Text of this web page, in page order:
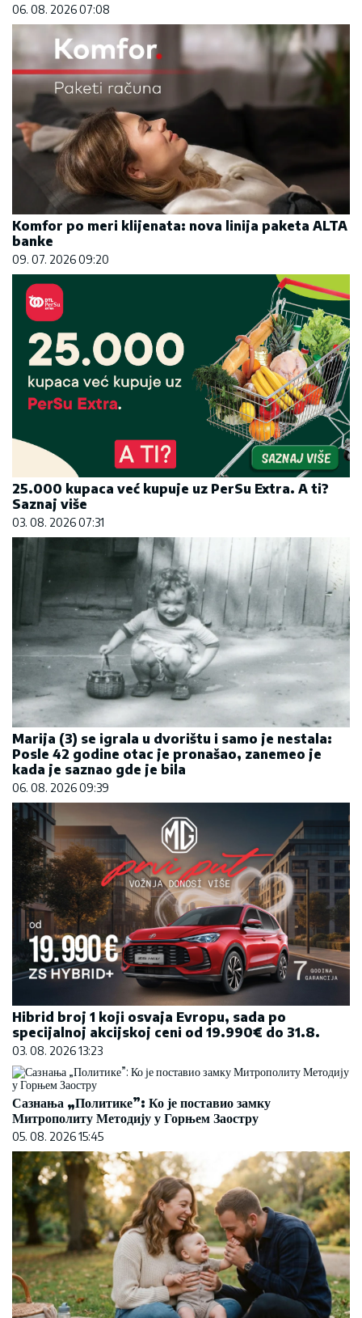
06. 08. 2026 07:08
Komfor po meri klijenata: nova linija paketa ALTA
banke
09. 07. 2026 09:20
25.000 kupaca već kupuje uz PerSu Extra. A ti?
Saznaj više
03. 08. 2026 07:31
Marija (3) se igrala u dvorištu i samo je nestala:
Posle 42 godine otac je pronašao, zanemeo je
kada je saznao gde je bila
06. 08. 2026 09:39
Hibrid broj 1 koji osvaja Evropu, sada po
specijalnoj akcijskoj ceni od 19.990€ do 31.8.
03. 08. 2026 13:23
Сазнања „Политике”: Ко је поставио замку
Митрополиту Методију у Горњем Заостру
05. 08. 2026 15:45